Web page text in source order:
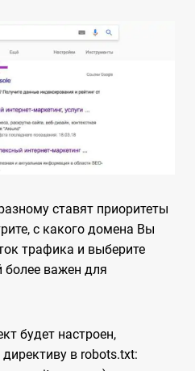
ставят приоритеты
с какого домена Вы
трафика и выберите
более важен для
будет настроен,
в robots.txt: